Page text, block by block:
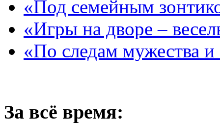
«Под семейным
«Игры на дворе –
«По следам мужества и
За всё время: